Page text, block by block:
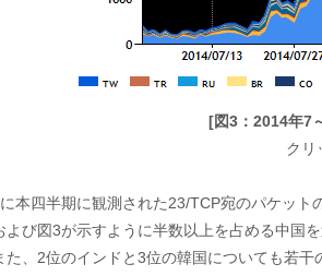
[図3：2014年7
クリ
本四半期に観測された23/TCP宛のパケッ
よび図3が示すように半数以上を占める中国
た、2位のインドと3位の韓国についても若干